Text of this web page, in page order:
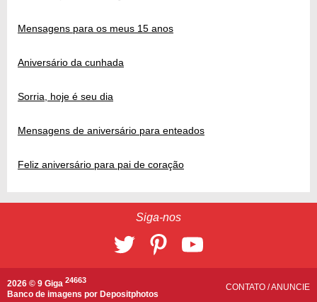
Mensagens para os meus 15 anos
Aniversário da cunhada
Sorria, hoje é seu dia
Mensagens de aniversário para enteados
Feliz aniversário para pai de coração
Siga-nos
2026 © 9 Giga 24663
Banco de imagens por Depositphotos
CONTATO /ANUNCIE